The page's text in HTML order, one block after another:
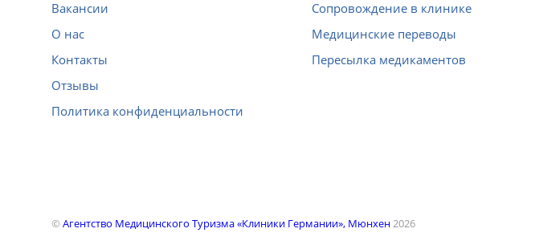
Вакансии
О нас
Контакты
Отзывы
Политика конфиденциальности
Сопровождение в клинике
Медицинские переводы
Пересылка медикаментов
© Агентство Медицинского Туризма «Клиники Германии», Мюнхен2026